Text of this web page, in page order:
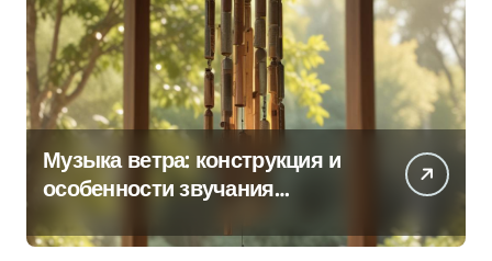
Музыка ветра: конструкция и
особенности звучания